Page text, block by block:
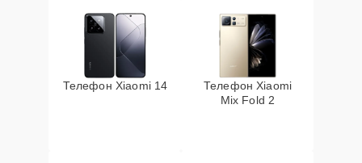
Телефон Xiaomi 14
Телефон Xiaomi
Mix Fold 2